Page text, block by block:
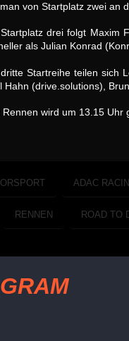
von Startplatz zwei an
drei folgt Maxim
als Julian Konrad
Startreihe teilen sich
Hahn (drive.solutions),
Rennen wird um 13.15 Uhr
ADAC
RENNEN ROAD TO